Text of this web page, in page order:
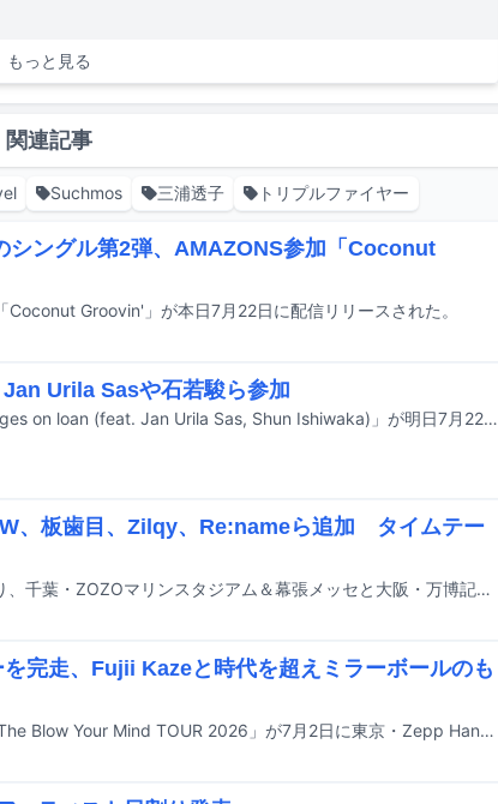
もっと見る
関連記事
Suchmos 三浦透子 トリプルファイヤー
シングル第2弾、AMAZONS参加「Coconut
Groovin'」が本日7月22日に配信リリースされた。
Urila Sasや石若駿ら参加
音楽家・香田悠真の1stシングル「images on loan (feat. Jan Urila Sas, Shun Ishiwaka)」が明日7月22日にNEWHERE MUSICから配信リリースされる。
、板歯目、Zilqy、Re:nameら追加 タイムテー
8月14日から16日までの3日間にわたり、千葉・ZOZOマリンスタジアム＆幕張メッセと大阪・万博記念公園で行われる音楽フェスティバル「SUMMER SONIC 2026」の追加出演アーティストが発表された。
完走、Fujii Kazeと時代を超えミラーボールのも
Suchmosの対バンツアー「Suchmos The Blow Your Mind TOUR 2026」が7月2日に東京・Zepp Haneda（TOKYO）にてファイナルを迎えた。この記事では、Fujii Kazeをゲストに迎えた7月1、2日公演のうち1日目の模様をレポートする。